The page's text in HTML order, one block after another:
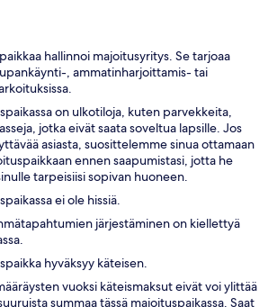
hallinnoi majoitusyritys. Se tarjoaa
, ammatinharjoittamis- tai
on ulkotiloja, kuten parvekkeita,
jotka eivät saata soveltua lapsille. Jos
asiasta, suosittelemme sinua ottamaan
ennen saapumistasi, jotta he
tarpeisiisi sopivan huoneen.
ei ole hissiä.
järjestäminen on kiellettyä
hyväksyy käteisen.
vuoksi käteismaksut eivät voi ylittää
summaa tässä majoituspaikassa. Saat